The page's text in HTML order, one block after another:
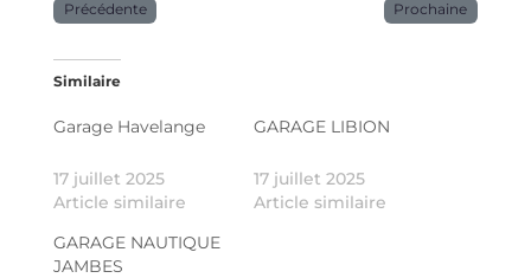
Précédente Prochaine
Similaire
Garage Havelange
17 juillet 2025
Article similaire
GARAGE LIBION
17 juillet 2025
Article similaire
GARAGE NAUTIQUE
JAMBES